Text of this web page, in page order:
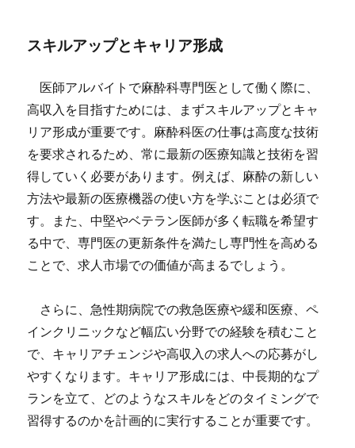
スキルアップとキャリア形成
医師アルバイトで麻酔科専門医として働く際に、
高収入を目指すためには、まずスキルアップとキャ
リア形成が重要です。麻酔科医の仕事は高度な技術
を要求されるため、常に最新の医療知識と技術を習
得していく必要があります。例えば、麻酔の新しい
方法や最新の医療機器の使い方を学ぶことは必須で
す。また、中堅やベテラン医師が多く転職を希望す
る中で、専門医の更新条件を満たし専門性を高める
ことで、求人市場での価値が高まるでしょう。
さらに、急性期病院での救急医療や緩和医療、ペ
インクリニックなど幅広い分野での経験を積むこと
で、キャリアチェンジや高収入の求人への応募がし
やすくなります。キャリア形成には、中長期的なプ
ランを立て、どのようなスキルをどのタイミングで
習得するのかを計画的に実行することが重要です。